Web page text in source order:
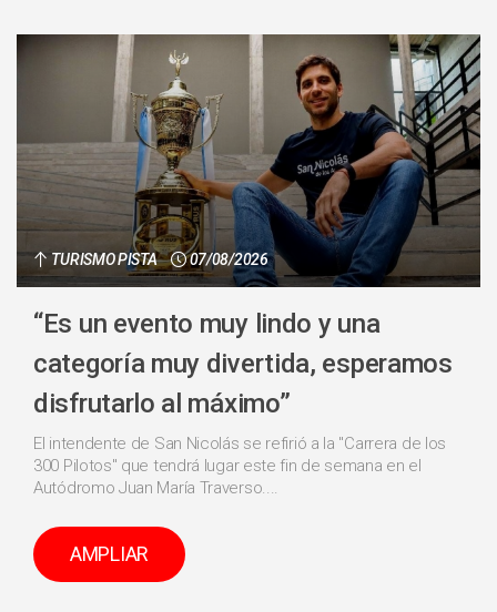
TURISMO PISTA 07/08/2026
“Es un evento muy lindo y una
categoría muy divertida, esperamos
disfrutarlo al máximo”
El intendente de San Nicolás se refirió a la "Carrera de los
300 Pilotos" que tendrá lugar este fin de semana en el
Autódromo Juan María Traverso....
AMPLIAR